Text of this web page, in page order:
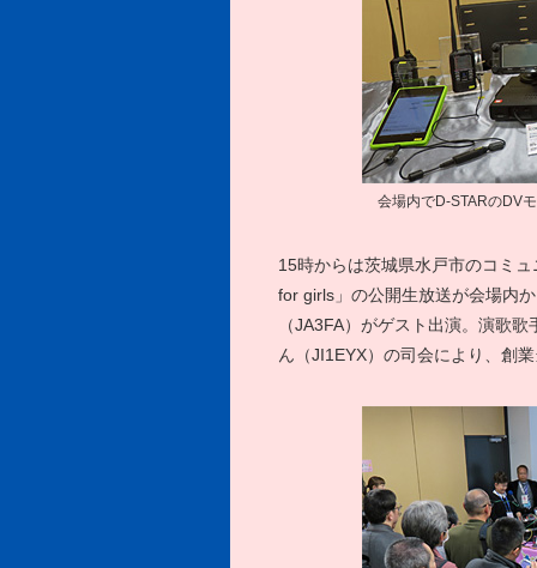
会場内でD-STARのDV
15時からは茨城県水戸市のコミ
for girls」の公開生放送が会場内
（JA3FA）がゲスト出演。演歌
ん（JI1EYX）の司会により、創